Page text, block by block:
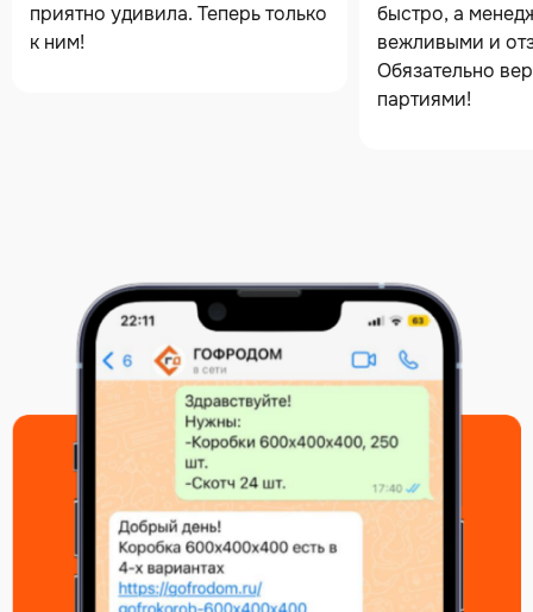
приятно удивила. Теперь только
к ним!
быстро, а
вежливыми и
Обязательно
партиями!